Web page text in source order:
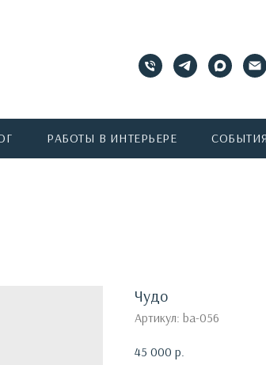
РАБОТЫ В ИНТЕРЬЕРЕ СОБЫТИЯ
Чудо
Артикул: ba-056
45 000 р.